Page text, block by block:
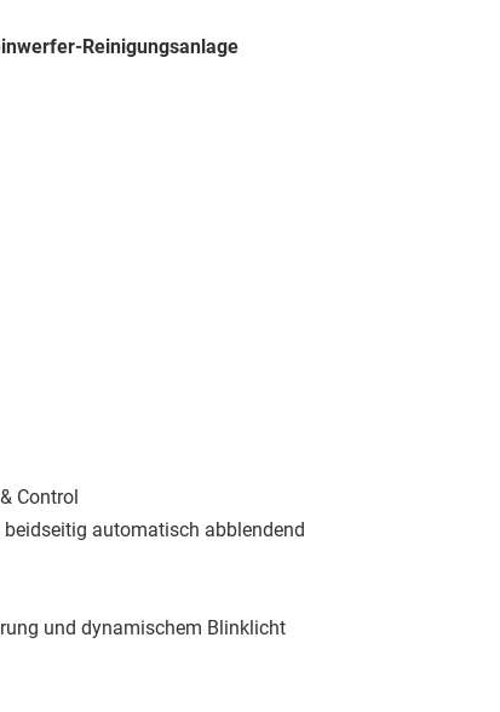
Reinigungsanlage
Control
beidseitig automatisch abblendend
und dynamischem Blinklicht